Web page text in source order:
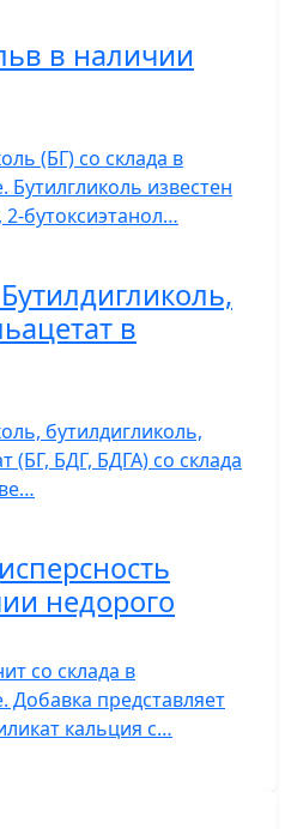
в наличии
(БГ) со склада в
известен
2-бутоксиэтанол…
в
бутилдигликоль,
(БГ, БДГ, БДГА) со склада
недорого
со склада в
представляет
кальция с…